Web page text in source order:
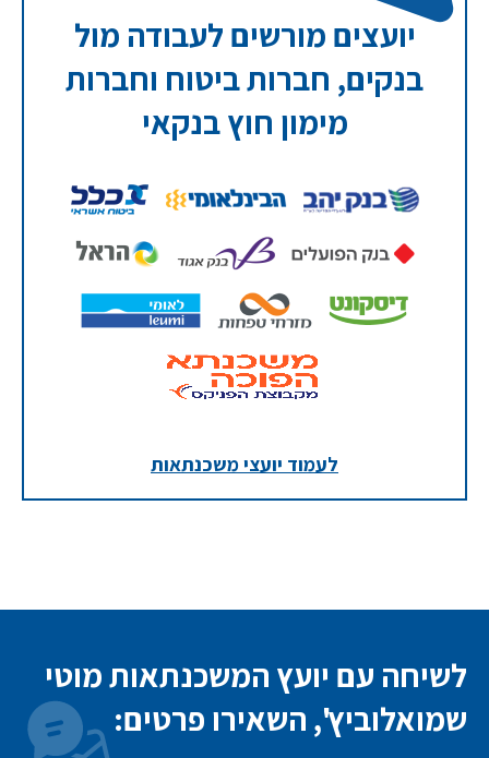
יועצים מורשים לעבודה מול
בנקים, חברות ביטוח וחברות
מימון חוץ בנקאי
לעמוד יועצי משכנתאות
לשיחה עם יועץ המשכנתאות מוטי
שמואלוביץ', השאירו פרטים: